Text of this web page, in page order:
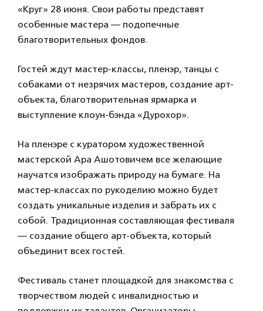
«Круг» 28 июня. Свои работы представят
особенные мастера — подопечные
благотворительных фондов.
Гостей ждут мастер-классы, пленэр, танцы с
собаками от незрячих мастеров, создание арт-
объекта, благотворительная ярмарка и
выступление клоун-бэнда «Дурохор».
На пленэре с куратором художественной
мастерской Ара Ашотовичем все желающие
научатся изображать природу на бумаге. На
мастер-классах по рукоделию можно будет
создать уникальные изделия и забрать их с
собой. Традиционная составляющая фестиваля
— создание общего арт-объекта, который
объединит всех гостей.
Фестиваль станет площадкой для знакомства с
творчеством людей с инвалидностью и